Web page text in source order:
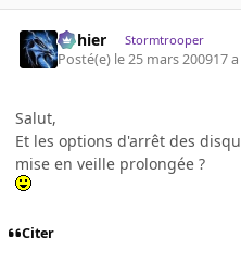
dohier Stormtrooper
Posté(e) le 25 mars 200917 a
Salut,
Et les options d'arrêt des
mise en veille prolongée ?
Citer